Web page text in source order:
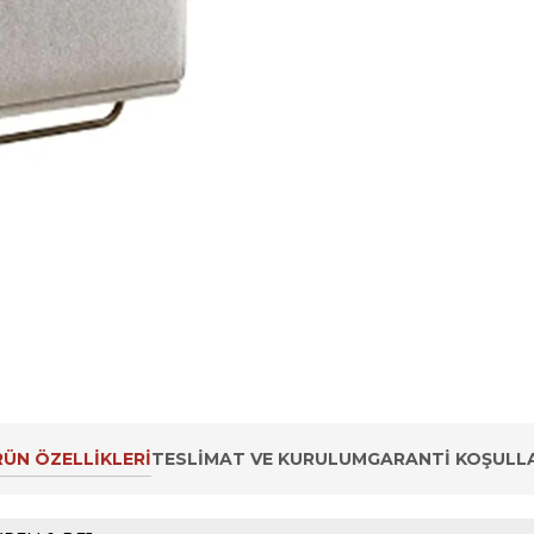
ÖZELLIKLERITESLIMAT VE KURULUMGARANTI